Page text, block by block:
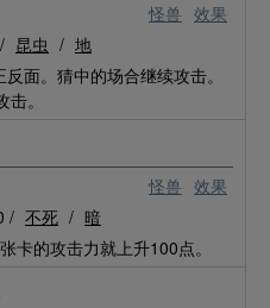
怪兽 效果
昆虫 / 地
面。猜中的场合继续攻击。
。
怪兽 效果
/ 不死 / 暗
卡的攻击力就上升100点。